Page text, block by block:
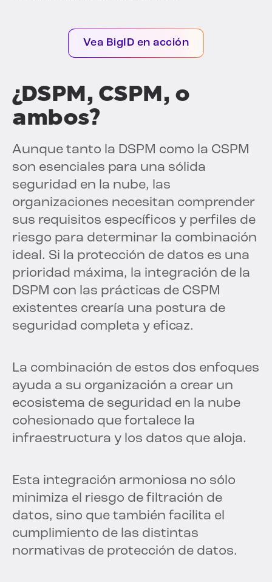
Vea BigID en acción
¿DSPM, CSPM, o
ambos?
Aunque tanto la DSPM como la CSPM
son esenciales para una sólida
seguridad en la nube, las
organizaciones necesitan comprender
sus requisitos específicos y perfiles de
riesgo para determinar la combinación
ideal. Si la protección de datos es una
prioridad máxima, la integración de la
DSPM con las prácticas de CSPM
existentes crearía una postura de
seguridad completa y eficaz.
La combinación de estos dos enfoques
ayuda a su organización a crear un
ecosistema de seguridad en la nube
cohesionado que fortalece la
infraestructura y los datos que aloja.
Esta integración armoniosa no sólo
minimiza el riesgo de filtración de
datos, sino que también facilita el
cumplimiento de las distintas
normativas de protección de datos.